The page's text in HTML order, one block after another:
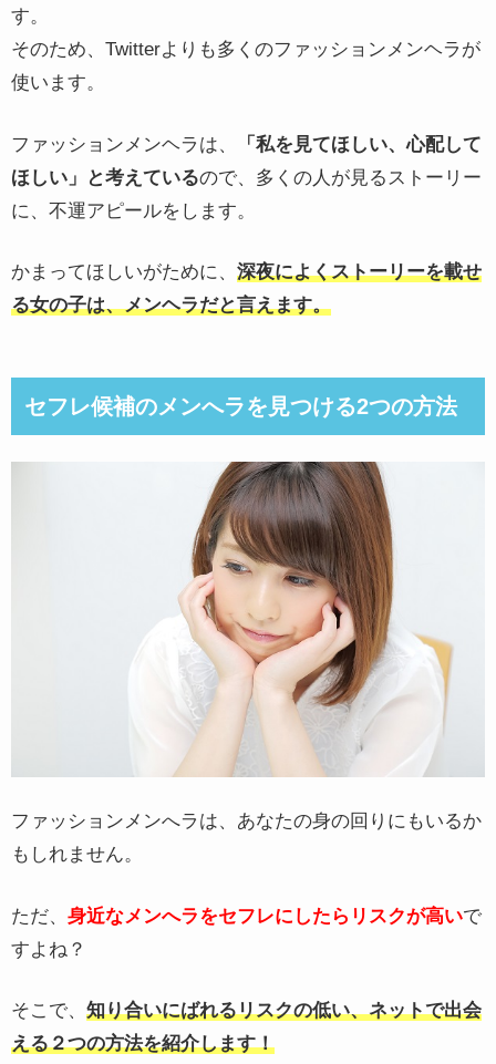
す。
そのため、Twitterよりも多くのファッションメンヘラが
使います。
ファッションメンヘラは、
「私を見てほしい、心配して
ほしい」と考えているので、多くの人が見るストーリー
に、不運アピールをします。
かまってほしいがために、 深夜によくストーリーを載せ
る女の子は、メンヘラだと言えます。
セフレ候補のメンへラを見つける2つの方法
ファッションメンへラは、あなたの身の回りにもいるか
もしれません。
ただ、 身近なメンへラをセフレにしたらリスクが高いで
すよね？
そこで、 知り合いにばれるリスクの低い、ネットで出会
える２つの方法を紹介します！